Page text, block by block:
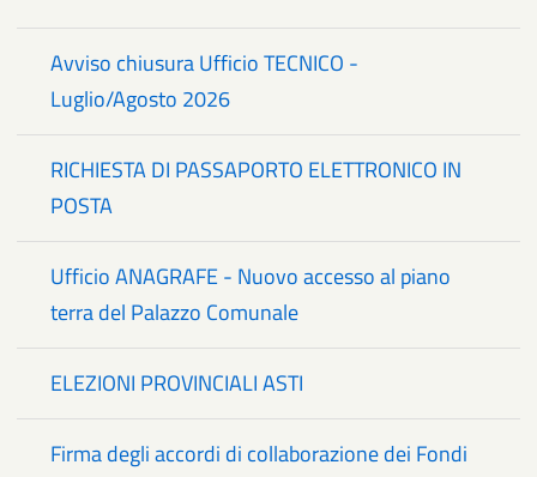
Avviso chiusura Ufficio TECNICO -
Luglio/Agosto 2026
RICHIESTA DI PASSAPORTO ELETTRONICO IN
POSTA
Ufficio ANAGRAFE - Nuovo accesso al piano
terra del Palazzo Comunale
ELEZIONI PROVINCIALI ASTI
Firma degli accordi di collaborazione dei Fondi